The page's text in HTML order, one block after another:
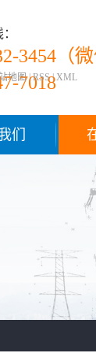
3454（
7018
地图|RSS|XML
们